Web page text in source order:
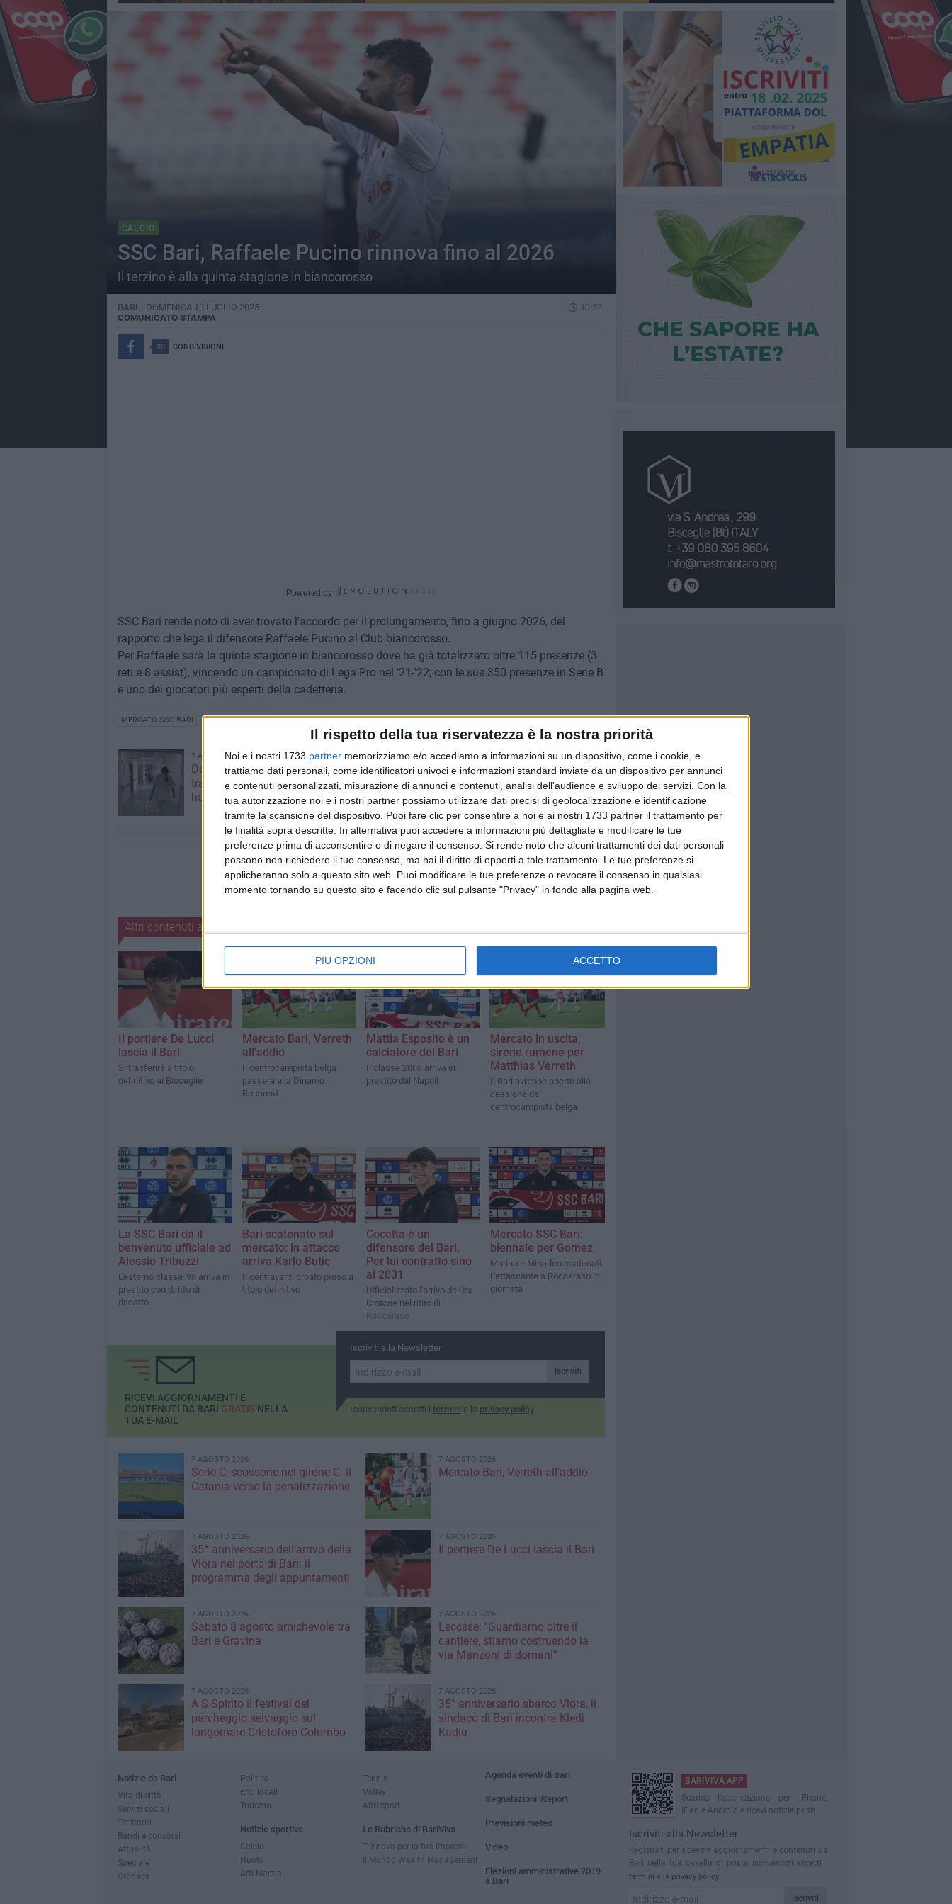
Il rispetto della tua riservatezza è la nostra priorità
Noi e i nostri 1733 partner memorizziamo e/o accediamo a informazioni su un dispositivo, come i cookie, e
trattiamo dati personali, come identificatori univoci e informazioni standard inviate da un dispositivo per annunci
e contenuti personalizzati, misurazione di annunci e contenuti, analisi dell'audience e sviluppo dei servizi. Con la
tua autorizzazione noi e i nostri partner possiamo utilizzare dati precisi di geolocalizzazione e identificazione
tramite la scansione del dispositivo. Puoi fare clic per consentire a noi e ai nostri 1733 partner il trattamento per
le finalità sopra descritte. In alternativa puoi accedere a informazioni più dettagliate e modificare le tue
preferenze prima di acconsentire o di negare il consenso. Si rende noto che alcuni trattamenti dei dati personali
possono non richiedere il tuo consenso, ma hai il diritto di opporti a tale trattamento. Le tue preferenze si
applicheranno solo a questo sito web. Puoi modificare le tue preferenze o revocare il consenso in qualsiasi
momento tornando su questo sito e facendo clic sul pulsante "Privacy" in fondo alla pagina web.
PIÙ OPZIONI ACCETTO
CALCIO
SSC Bari, Raffaele Pucino rinnova fino al 2026
Il terzino è alla quinta stagione in biancorosso
BARI - DOMENICA 13 LUGLIO 2025
13.52
COMUNICATO STAMPA
20 CONDIVISIONI
Powered by
SSC Bari rende noto di aver trovato l'accordo per il prolungamento, fino a giugno 2026, del
rapporto che lega il difensore Raffaele Pucino al Club biancorosso.
Per Raffaele sarà la quinta stagione in biancorosso dove ha già totalizzato oltre 115 presenze (3
reti e 8 assist), vincendo un campionato di Lega Pro nel '21-'22; con le sue 350 presenze in Serie B
è uno dei giocatori più esperti della cadetteria.
MERCATO SSC BARI RAFFAELE PUCINO
7 AGOSTO 2026
Due aggressioni in pochi giorni
tra Bari e Corato: le vittime
hanno 17 anni
7 AGOSTO 2026
Visita del Console Generale degli
Stati Uniti d’America a Napoli:
l'incontro con il prefetto di Bari
Altri contenuti a tema
Il portiere De Lucci
lascia il Bari
Si trasferirà a titolo
definitivo al Bisceglie
Mercato Bari, Verreth
all'addio
Il centrocampista belga
passerà alla Dinamo
Bucarest
Mattia Esposito è un
calciatore del Bari
Il classe 2008 arriva in
prestito dal Napoli
Mercato in uscita,
sirene rumene per
Matthias Verreth
Il Bari avrebbe aperto alla
cessione del
centrocampista belga
La SSC Bari dà il
benvenuto ufficiale ad
Alessio Tribuzzi
L'esterno classe '98 arriva in
prestito con diritto di
riscatto
Bari scatenato sul
mercato: in attacco
arriva Karlo Butic
Il centravanti croato preso a
titolo definitivo
Cocetta è un
difensore del Bari.
Per lui contratto sino
al 2031
Ufficializzato l'arrivo dell'ex
Crotone nel ritiro di
Roccaraso
Mercato SSC Bari:
biennale per Gomez
Marino e Minadeo scatenati.
L'attaccante a Roccaraso in
giornata
Iscriviti alla Newsletter
Iscriviti
Iscrivendoti accetti i termini e la privacy policy
RICEVI AGGIORNAMENTI E
CONTENUTI DA BARI GRATISNELLA
TUA E-MAIL
7 AGOSTO 2026
Serie C, scossone nel girone C: il
Catania verso la penalizzazione
7 AGOSTO 2026
Mercato Bari, Verreth all'addio
7 AGOSTO 2026
35^ anniversario dell’arrivo della
Vlora nel porto di Bari: il
programma degli appuntamenti
7 AGOSTO 2026
Il portiere De Lucci lascia il Bari
7 AGOSTO 2026
Sabato 8 agosto amichevole tra
Bari e Gravina
7 AGOSTO 2026
Leccese: "Guardiamo oltre il
cantiere, stiamo costruendo la
via Manzoni di domani"
7 AGOSTO 2026
A S.Spirito il festival del
parcheggio selvaggio sul
lungomare Cristoforo Colombo
7 AGOSTO 2026
35° anniversario sbarco Vlora, il
sindaco di Bari incontra Kledi
Kadiu
Notizie da Bari
Vita di città
Servizi sociali
Territorio
Bandi e concorsi
Attualità
Speciale
Cronaca
Politica
Enti locali
Turismo
Notizie sportive
Calcio
Nuoto
Arti Marziali
Tennis
Volley
Altri sport
Le Rubriche di BariViva
T-innova per la tua impresa
Il Mondo Wealth Management
Agenda eventi di Bari
Segnalazioni iReport
Previsioni meteo
Video
Elezioni amministrative 2019
a Bari
BARIVIVA APP
Scarica l'applicazione per iPhone,
iPad e Android e ricevi notizie push
Iscriviti alla Newsletter
Registrati per ricevere aggiornamenti e contenuti da
Bari nella tua casella di posta Iscrivendoti accetti i
termini e la privacy policy
Iscriviti